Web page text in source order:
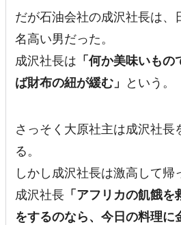
だが石油会社の成沢社長は、
名高い男だった。
成沢社長は 「何か美味いも
ば財布の紐が緩む」
という。
さっそく大原社主は成沢社長
る。
しかし 成沢社長は激高 して帰
成沢社長 「アフリカの飢餓
をするのなら、今日の料理に